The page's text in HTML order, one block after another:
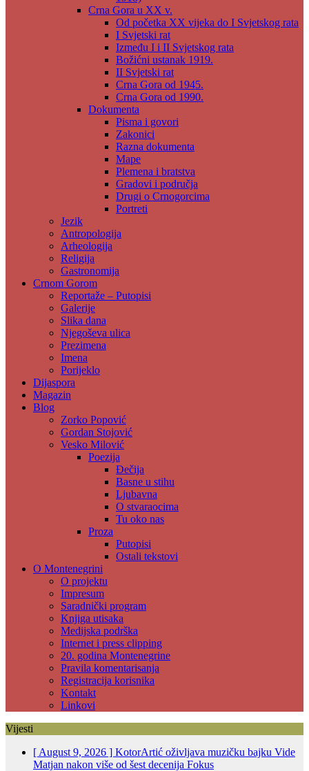
Crna Gora u XX v.
Od početka XX vijeka do I Svjetskog rata
I Svjetski rat
Između I i II Svjetskog rata
Božićni ustanak 1919.
II Svjetski rat
Crna Gora od 1945.
Crna Gora od 1990.
Dokumenta
Pisma i govori
Zakonici
Razna dokumenta
Mape
Plemena i bratstva
Gradovi i područja
Drugi o Crnogorcima
Portreti
Jezik
Antropologija
Arheologija
Religija
Gastronomija
Crnom Gorom
Reportaže – Putopisi
Galerije
Slika dana
Njegoševa ulica
Prezimena
Imena
Porijeklo
Dijaspora
Magazin
Blog
Zorko Popović
Gordan Stojović
Vesko Milović
Poezija
Đečija
Basne u stihu
Ljubavna
O stvaraocima
Tu oko nas
Proza
Putopisi
Ostali tekstovi
O Montenegrini
O projektu
Impresum
Saradnički program
Knjiga utisaka
Medijska podrška
Internet i press clipping
20. godina Montenegrine
Pravila komentarisanja
Registracija korisnika
Kontakt
Linkovi
Vijesti
[ August 9, 2026 ] KotorArtić oživljava muzičku bajku Vide
Matjan nakon više od šest decenija Fokus